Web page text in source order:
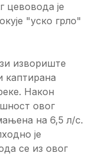
цевовода је
"уско грло"
извориште
каптирана
Након
овог
на 6,5 л/с.
је
се из овог